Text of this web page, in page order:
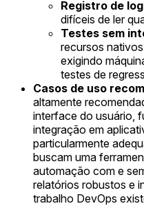
Registro de
difíceis de ler
Testes sem
recursos
exigindo
testes de
Casos de uso
altamente
interface do usuário,
integração em
particularmente
buscam uma
automação com e
relatórios robustos e
trabalho DevOps